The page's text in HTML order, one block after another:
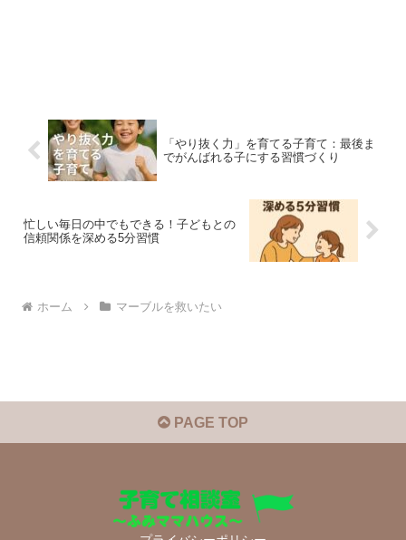
「やり抜く力」を育てる子育て：最後ま
でがんばれる子にする習慣づくり
忙しい毎日の中でもできる！子どもとの
信頼関係を深める5分習慣
ホーム マーブルを救いたい
PAGE TOP